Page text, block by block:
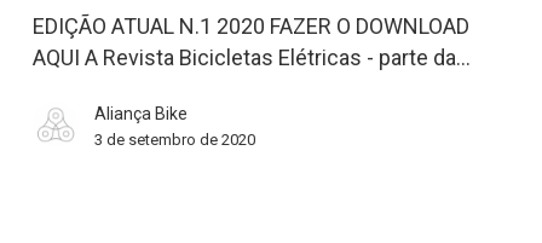
EDIÇÃO ATUAL N.1 2020 FAZER O DOWNLOAD
AQUI A Revista Bicicletas Elétricas - parte da…
Aliança Bike
3 de setembro de 2020